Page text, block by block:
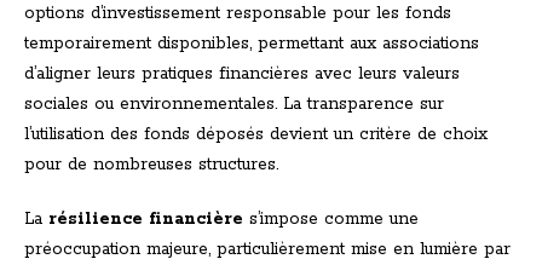
options d’investissement responsable pour les fonds
temporairement disponibles, permettant aux associations
d’aligner leurs pratiques financières avec leurs valeurs
sociales ou environnementales. La transparence sur
l’utilisation des fonds déposés devient un critère de choix
pour de nombreuses structures.
La résilience financière s’impose comme une
préoccupation majeure, particulièrement mise en lumière par